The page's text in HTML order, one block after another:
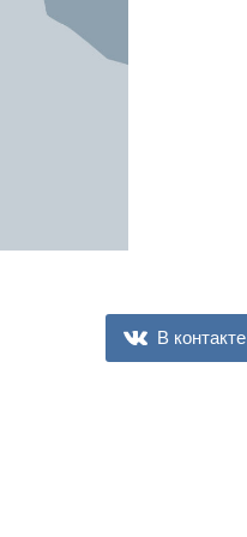
В контакте